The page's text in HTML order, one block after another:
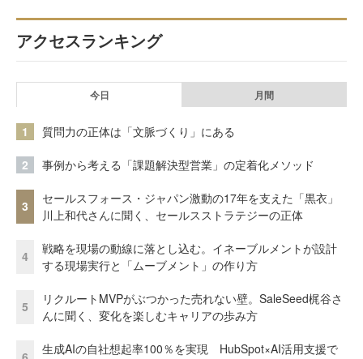
アクセスランキング
今日 月間
1 質問力の正体は「文脈づくり」にある
2 事例から考える「課題解決型営業」の定着化メソッド
3
セールスフォース・ジャパン激動の17年を支えた「黒衣」
川上和代さんに聞く、セールスストラテジーの正体
4
戦略を現場の動線に落とし込む。イネーブルメントが設計
する現場実行と「ムーブメント」の作り方
5
リクルートMVPがぶつかった売れない壁。SaleSeed梶谷さ
んに聞く、変化を楽しむキャリアの歩み方
生成AIの自社想起率100％を実現 HubSpot×AI活用支援で